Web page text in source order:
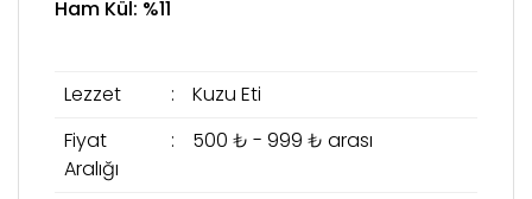
Ham Kül: %11
Lezzet :
Kuzu Eti
Fiyat
Aralığı
: 500 ₺ - 999 ₺ arası